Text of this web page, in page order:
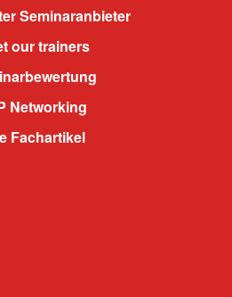
Seminaranbieter
our trainers
Networking
Fachartikel